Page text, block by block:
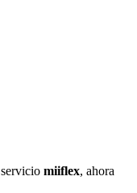
miiflex, ahora